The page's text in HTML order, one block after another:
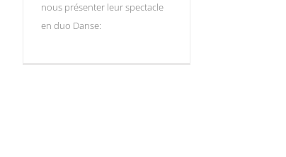
nous présenter leur spectacle
en duo Danse: